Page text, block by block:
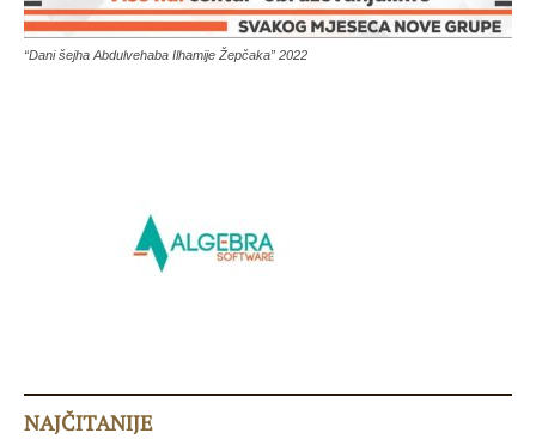
“Dani šejha Abdulvehaba Ilhamije Žepčaka” 2022
NAJČITANIJE